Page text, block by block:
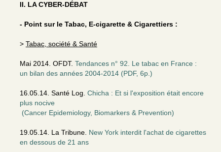
II. LA CYBER-DÉBAT
- Point sur le Tabac, E-cigarette & Cigarettiers :
> Tabac, société & Santé
Mai 2014. OFDT. Tendances n° 92. Le tabac en France :
un bilan des années 2004-2014 (PDF, 6p.)
16.05.14. Santé Log. Chicha : Et si l'exposition était encore
plus nocive
(Cancer Epidemiology, Biomarkers & Prevention)
19.05.14. La Tribune. New York interdit l'achat de cigarettes
en dessous de 21 ans